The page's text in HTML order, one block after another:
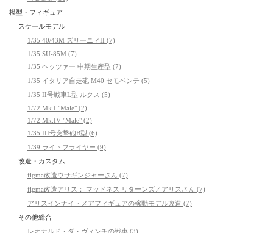
模型・フィギュア
スケールモデル
1/35 40/43M ズリーニィII (7)
1/35 SU-85M (7)
1/35 ヘッツァー 中期生産型 (7)
1/35 イタリア自走砲 M40 セモベンテ (5)
1/35 II号戦車L型 ルクス (5)
1/72 Mk.I "Male" (2)
1/72 Mk.IV "Male" (2)
1/35 III号突撃砲B型 (6)
1/39 ライトフライヤー (9)
改造・カスタム
figma改造ウサギンジャーさん (7)
figma改造アリス： マッドネス リターンズ／アリスさん (7)
アリスインナイトメアフィギュアの稼動モデル改造 (7)
その他総合
レオナルド・ダ・ヴィンチの戦車 (3)